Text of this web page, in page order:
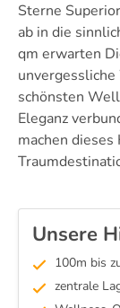
Sterne
ab in die
qm erwarten
schönsten
Eleganz
machen
Unsere
100m bis
zentrale